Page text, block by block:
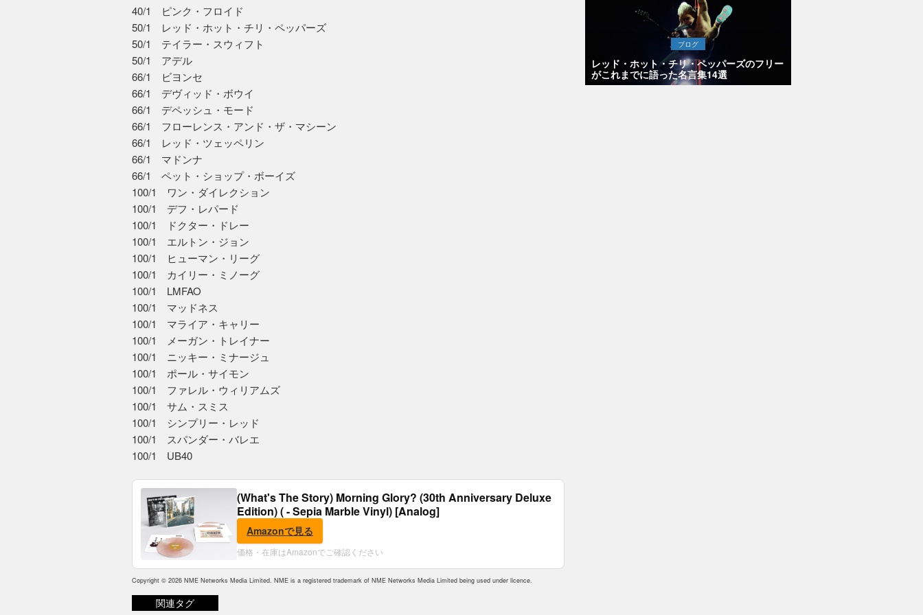
40/1 ピンク・フロイド
50/1 レッド・ホット・チリ・ペッパーズ
50/1 テイラー・スウィフト
50/1 アデル
66/1 ビヨンセ
66/1 デヴィッド・ボウイ
66/1 デペッシュ・モード
66/1 フローレンス・アンド・ザ・マシーン
66/1 レッド・ツェッペリン
66/1 マドンナ
66/1 ペット・ショップ・ボーイズ
100/1 ワン・ダイレクション
100/1 デフ・レパード
100/1 ドクター・ドレー
100/1 エルトン・ジョン
100/1 ヒューマン・リーグ
100/1 カイリー・ミノーグ
100/1 LMFAO
100/1 マッドネス
100/1 マライア・キャリー
100/1 メーガン・トレイナー
100/1 ニッキー・ミナージュ
100/1 ポール・サイモン
100/1 ファレル・ウィリアムズ
100/1 サム・スミス
100/1 シンプリー・レッド
100/1 スパンダー・バレエ
100/1 UB40
(What's The Story) Morning Glory? (30th Anniversary Deluxe
Edition) ( - Sepia Marble Vinyl) [Analog]
Amazonで見る
価格・在庫はAmazonでご確認ください
Copyright © 2026 NME Networks Media Limited. NME is a registered trademark of NME Networks Media Limited being used under licence.
関連タグ
ブログ
レッド・ホット・チリ・ペッパーズのフリー
がこれまでに語った名言集14選